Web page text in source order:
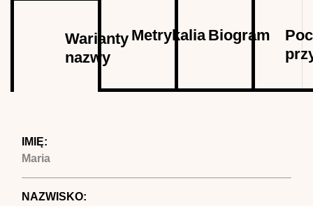
Warianty
nazwy
karta)
MetrykaliaBiogram
IMIĘ:
Maria
NAZWISKO: